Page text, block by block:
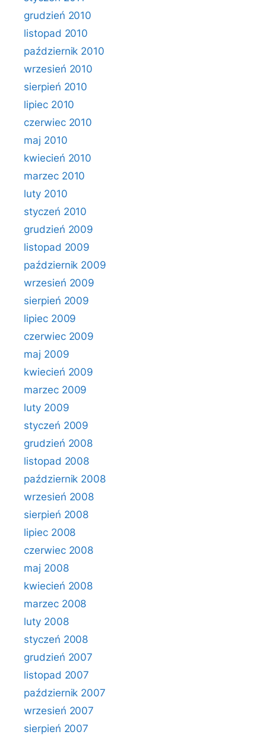
grudzień 2010
listopad 2010
październik 2010
wrzesień 2010
sierpień 2010
lipiec 2010
czerwiec 2010
maj 2010
kwiecień 2010
marzec 2010
luty 2010
styczeń 2010
grudzień 2009
listopad 2009
październik 2009
wrzesień 2009
sierpień 2009
lipiec 2009
czerwiec 2009
maj 2009
kwiecień 2009
marzec 2009
luty 2009
styczeń 2009
grudzień 2008
listopad 2008
październik 2008
wrzesień 2008
sierpień 2008
lipiec 2008
czerwiec 2008
maj 2008
kwiecień 2008
marzec 2008
luty 2008
styczeń 2008
grudzień 2007
listopad 2007
październik 2007
wrzesień 2007
sierpień 2007